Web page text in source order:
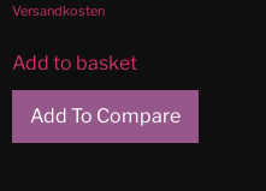
Versandkosten
Add to basket
Add To Compare